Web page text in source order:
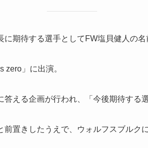
期待する選手としてFW塩貝健人の名
zero」に出演。
える企画が行われ、「今後期待する
置きしたうえで、ウォルフスブルク